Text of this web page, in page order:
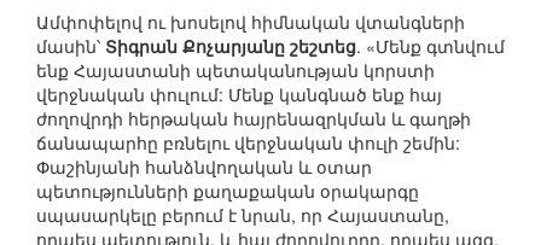
Ամփոփելով ու խոսելով հիմնական վտանգների
մասին՝ Տիգրան Քոչարյանը շեշտեց. «Մենք գտնվում
ենք Հայաստանի պետականության կորստի
վերջնական փուլում: Մենք կանգնած ենք հայ
ժողովրդի հերթական հայրենազրկման և գաղթի
ճանապարհը բռնելու վերջնական փուլի շեմին:
Փաշինյանի հանձնվողական և օտար
պետությունների քաղաքական օրակարգը
սպասարկելը բերում է նրան, որ Հայաստանը,
որպես պետություն, և հայ ժողովուրդը, որպես ազգ,